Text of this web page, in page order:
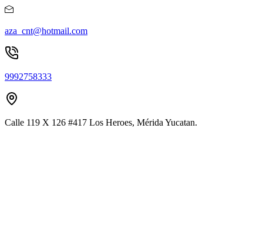
aza_cnt@hotmail.com
9992758333
Calle 119 X 126 #417 Los Heroes, Mérida Yucatan.